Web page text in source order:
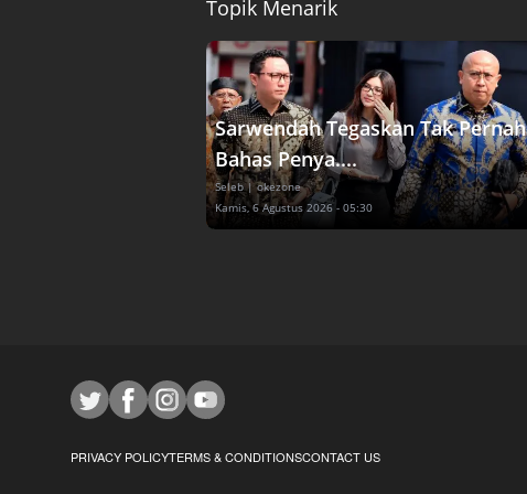
Topik Menarik
Sarwendah Tegaskan Tak Pernah
Bahas Penya....
Seleb | okezone
Kamis, 6 Agustus 2026 - 05:30
PRIVACY POLICYTERMS & CONDITIONSCONTACT US